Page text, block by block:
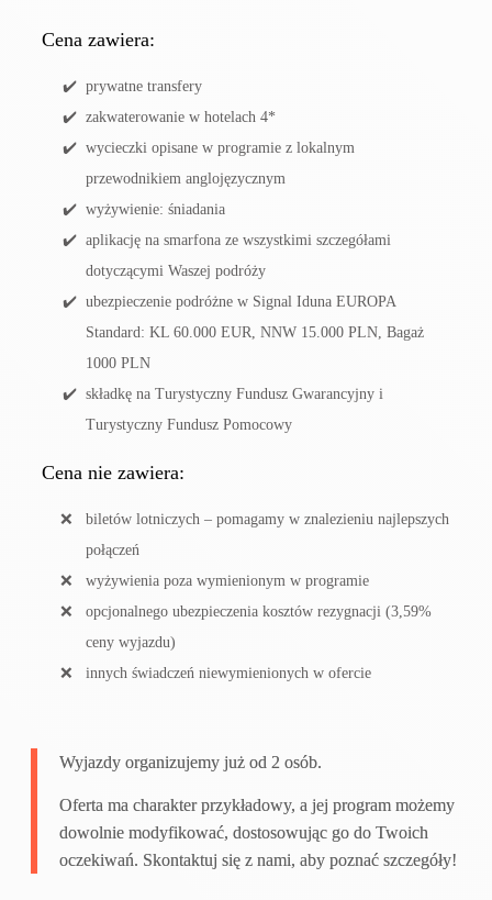
Cena zawiera:
prywatne transfery
zakwaterowanie w hotelach 4*
wycieczki opisane w programie z lokalnym
przewodnikiem anglojęzycznym
wyżywienie: śniadania
aplikację na smarfona ze wszystkimi szczegółami
dotyczącymi Waszej podróży
ubezpieczenie podróżne w Signal Iduna EUROPA
Standard: KL 60.000 EUR, NNW 15.000 PLN, Bagaż
1000 PLN
składkę na Turystyczny Fundusz Gwarancyjny i
Turystyczny Fundusz Pomocowy
Cena nie zawiera:
biletów lotniczych – pomagamy w znalezieniu najlepszych
połączeń
wyżywienia poza wymienionym w programie
opcjonalnego ubezpieczenia kosztów rezygnacji (3,59%
ceny wyjazdu)
innych świadczeń niewymienionych w ofercie
Wyjazdy organizujemy już od 2 osób.
Oferta ma charakter przykładowy, a jej program możemy
dowolnie modyfikować, dostosowując go do Twoich
oczekiwań. Skontaktuj się z nami, aby poznać szczegóły!